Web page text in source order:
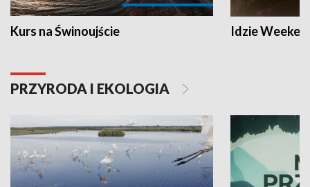
Kurs na Świnoujście Idzie
PRZYRODA I EKOLOGIA